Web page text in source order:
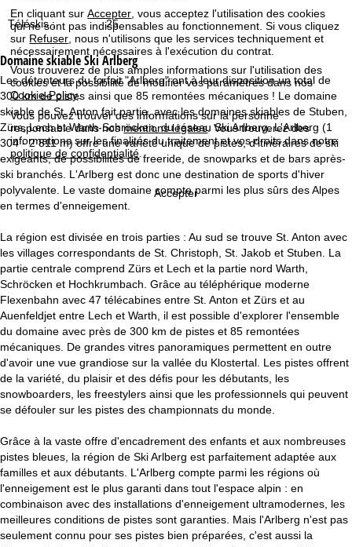
En cliquant surAccepter , vous acceptez l'utilisation des cookies
qui ne sont pas indispensables au fonctionnement. Si vous cliquez
sur Refuser , nous n'utilisons que les services techniquement et
nécessairement nécessaires à l'exécution du contrat.
Vous trouverez de plus amples informations sur l'utilisation des
cookies et la possibilité de modifier vos paramètres dans nos
Cookie-Policy.
Vous pouvez trouver des informations sur la personne
responsable dans nosmentions légales. Vous trouverez des
informations sur les finalités du traitement et vos droits dans notre
politique de confidentialité.
Accepter
e
i
l
Téléskis : 25
Domaine skiableSki Arlberg
Les détenteurs du forfait "Arlberg" ont à leur disposition un total de
300 km de pistes ainsi que 85 remontées mécaniques ! Le domaine
skiable de St. Anton fait partie, avec les domaines skiables de Stuben,
Zürs, Lech et Warth-Schröcken, du réseau Ski Arlberg. L'Arlberg (1
304 - 2 811 m) offre une variété unique de pistes, d'itinéraires de ski
exigeants, de possibilités de freeride, de snowparks et de bars après-
ski branchés. L'Arlberg est donc une destination de sports d'hiver
polyvalente. Le vaste domaine compte parmi les plus sûrs des Alpes
en termes d'enneigement.
La région est divisée en trois parties : Au sud se trouve St. Anton avec
les villages correspondants de St. Christoph, St. Jakob et Stuben. La
partie centrale comprend Zürs et Lech et la partie nord Warth,
Schröcken et Hochkrumbach. Grâce au téléphérique moderne
Flexenbahn avec 47 télécabines entre St. Anton et Zürs et au
Auenfeldjet entre Lech et Warth, il est possible d'explorer l'ensemble
du domaine avec près de 300 km de pistes et 85 remontées
mécaniques. De grandes vitres panoramiques permettent en outre
d'avoir une vue grandiose sur la vallée du Klostertal. Les pistes offrent
de la variété, du plaisir et des défis pour les débutants, les
snowboarders, les freestylers ainsi que les professionnels qui peuvent
se défouler sur les pistes des championnats du monde.
Grâce à la vaste offre d'encadrement des enfants et aux nombreuses
pistes bleues, la région de Ski Arlberg est parfaitement adaptée aux
familles et aux débutants. L'Arlberg compte parmi les régions où
l'enneigement est le plus garanti dans tout l'espace alpin : en
combinaison avec des installations d'enneigement ultramodernes, les
meilleures conditions de pistes sont garanties. Mais l'Arlberg n'est pas
seulement connu pour ses pistes bien préparées, c'est aussi la